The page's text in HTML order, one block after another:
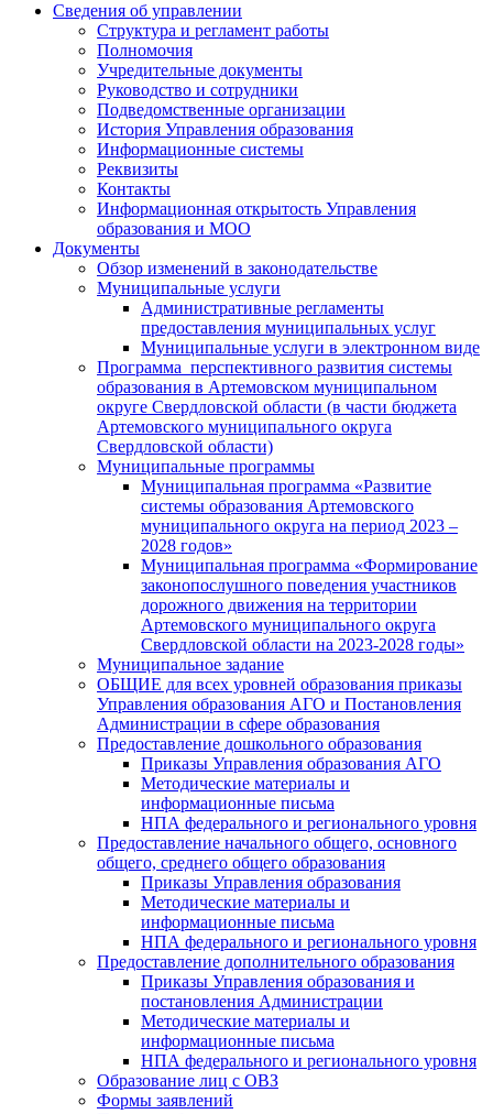
Сведения об управлении
Структура и регламент работы
Полномочия
Учредительные документы
Руководство и сотрудники
Подведомственные организации
История Управления образования
Информационные системы
Реквизиты
Контакты
Информационная открытость Управления
образования и МОО
Документы
Обзор изменений в законодательстве
Муниципальные услуги
Административные регламенты
предоставления муниципальных услуг
Муниципальные услуги в электронном виде
Программа перспективного развития системы
образования в Артемовском муниципальном
округе Свердловской области (в части бюджета
Артемовского муниципального округа
Свердловской области)
Муниципальные программы
Муниципальная программа «Развитие
системы образования Артемовского
муниципального округа на период 2023 –
2028 годов»
Муниципальная программа «Формирование
законопослушного поведения участников
дорожного движения на территории
Артемовского муниципального округа
Свердловской области на 2023-2028 годы»
Муниципальное задание
ОБЩИЕ для всех уровней образования приказы
Управления образования АГО и Постановления
Администрации в сфере образования
Предоставление дошкольного образования
Приказы Управления образования АГО
Методические материалы и
информационные письма
НПА федерального и регионального уровня
Предоставление начального общего, основного
общего, среднего общего образования
Приказы Управления образования
Методические материалы и
информационные письма
НПА федерального и регионального уровня
Предоставление дополнительного образования
Приказы Управления образования и
постановления Администрации
Методические материалы и
информационные письма
НПА федерального и регионального уровня
Образование лиц с ОВЗ
Формы заявлений